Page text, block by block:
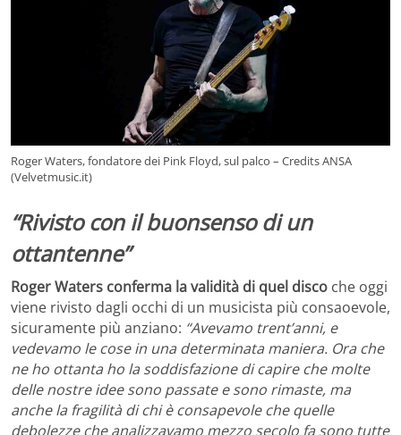
Roger Waters, fondatore dei Pink Floyd, sul palco – Credits ANSA
(Velvetmusic.it)
“Rivisto con il buonsenso di un
ottantenne”
Roger Waters conferma la validità di quel disco che oggi
viene rivisto dagli occhi di un musicista più consaoevole,
sicuramente più anziano: “Avevamo trent’anni, e
vedevamo le cose in una determinata maniera. Ora che
ne ho ottanta ho la soddisfazione di capire che molte
delle nostre idee sono passate e sono rimaste, ma
anche la fragilità di chi è consapevole che quelle
debolezze che analizzavamo mezzo secolo fa sono tutte